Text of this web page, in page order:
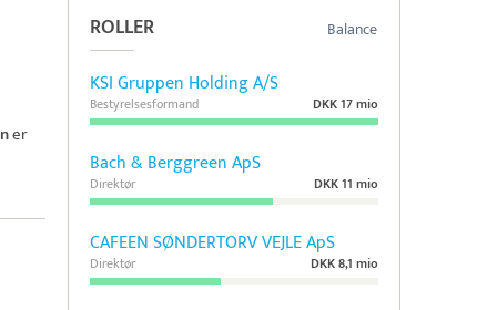
Balance
ROLLER
KSI Gruppen Holding A/S
DKK 17 mio
Bestyrelsesformand
Bach & Berggreen ApS
DKK 11 mio
Direktør
CAFEEN SØNDERTORV VEJLE ApS
DKK 8,1 mio
Direktør
er